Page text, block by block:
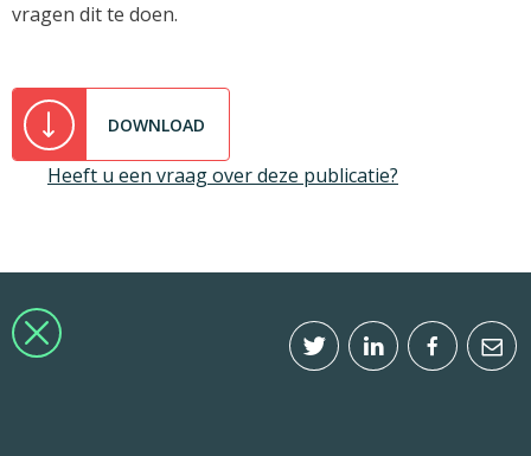
vragen dit te doen.
DOWNLOAD
Heeft u een vraag over deze publicatie?